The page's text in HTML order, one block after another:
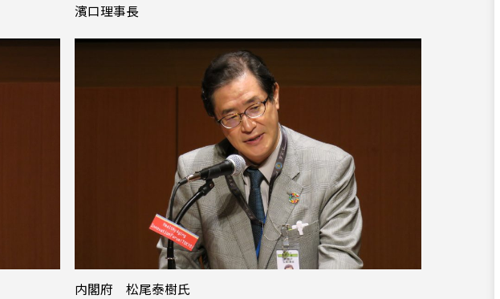
濱口理事長
内閣府 松尾泰樹氏